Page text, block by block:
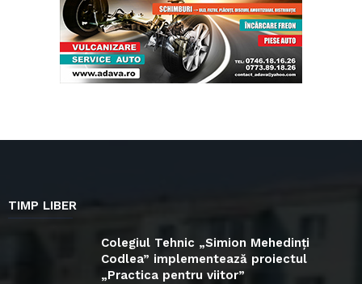
TIMP LIBER
Colegiul Tehnic „Simion Mehedinți
Codlea” implementează proiectul
„Practica pentru viitor”